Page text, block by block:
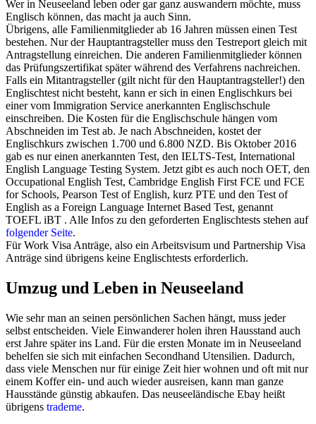
Wer in Neuseeland leben oder gar ganz auswandern möchte, muss
Englisch können, das macht ja auch Sinn.
Übrigens, alle Familienmitglieder ab 16 Jahren müssen einen Test
bestehen. Nur der Hauptantragsteller muss den Testreport gleich mit
Antragstellung einreichen. Die anderen Familienmitglieder können
das Prüfungszertifikat später während des Verfahrens nachreichen.
Falls ein Mitantragsteller (gilt nicht für den Hauptantragsteller!) den
Englischtest nicht besteht, kann er sich in einen Englischkurs bei
einer vom Immigration Service anerkannten Englischschule
einschreiben. Die Kosten für die Englischschule hängen vom
Abschneiden im Test ab. Je nach Abschneiden, kostet der
Englischkurs zwischen 1.700 und 6.800 NZD. Bis Oktober 2016
gab es nur einen anerkannten Test, den IELTS-Test, International
English Language Testing System. Jetzt gibt es auch noch OET, den
Occupational English Test, Cambridge English First FCE und FCE
for Schools, Pearson Test of English, kurz PTE und den Test of
English as a Foreign Language Internet Based Test, genannt
TOEFL iBT . Alle Infos zu den geforderten Englischtests stehen auf
folgender Seite.
Für Work Visa Anträge, also ein Arbeitsvisum und Partnership Visa
Anträge sind übrigens keine Englischtests erforderlich.
Umzug und Leben in Neuseeland
Wie sehr man an seinen persönlichen Sachen hängt, muss jeder
selbst entscheiden. Viele Einwanderer holen ihren Hausstand auch
erst Jahre später ins Land. Für die ersten Monate im in Neuseeland
behelfen sie sich mit einfachen Secondhand Utensilien. Dadurch,
dass viele Menschen nur für einige Zeit hier wohnen und oft mit nur
einem Koffer ein- und auch wieder ausreisen, kann man ganze
Hausstände günstig abkaufen. Das neuseeländische Ebay heißt
übrigens trademe.